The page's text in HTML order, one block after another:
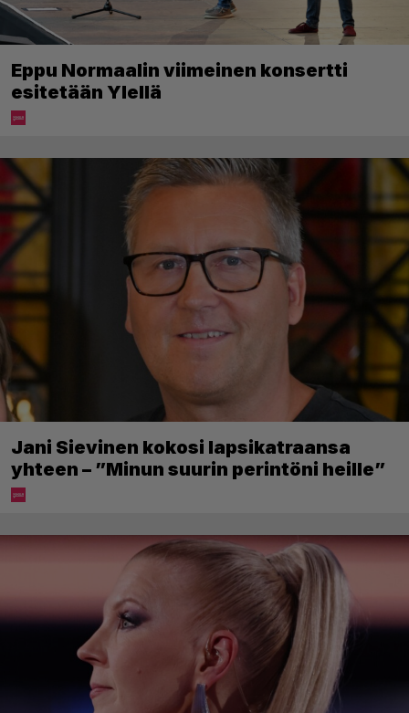
Eppu Normaalin viimeinen konsertti
esitetään Ylellä
Jani Sievinen kokosi lapsikatraansa
yhteen – ”Minun suurin perintöni heille”